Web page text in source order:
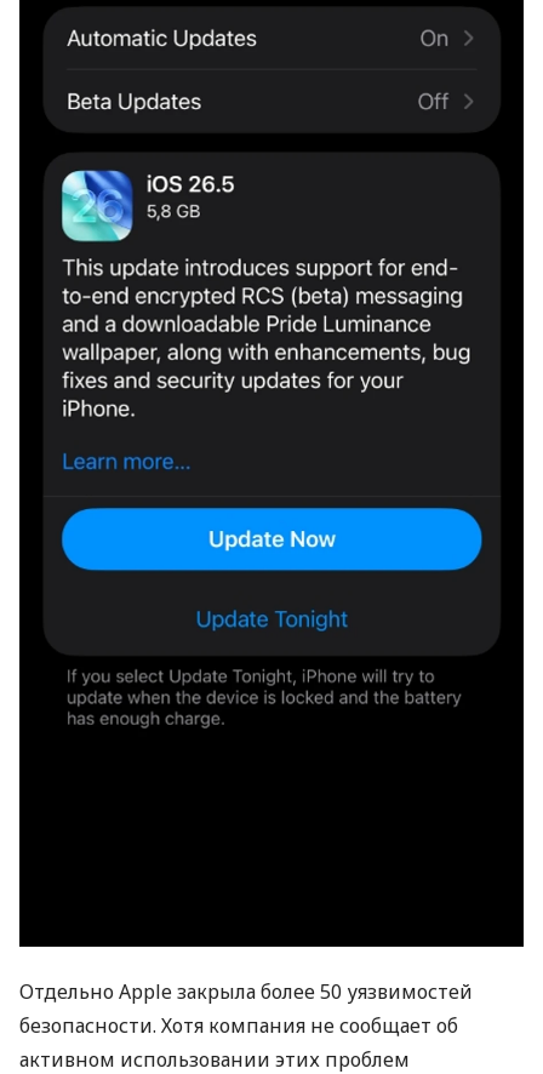
Отдельно Apple закрыла более 50 уязвимостей
безопасности. Хотя компания не сообщает об
активном использовании этих проблем